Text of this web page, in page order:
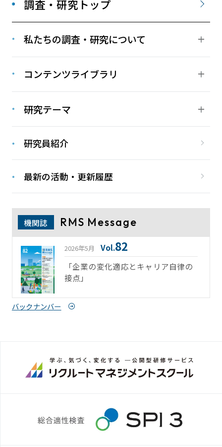
調査・研究トップ
私たちの調査・研究について
コンテンツライブラリ
研究テーマ
研究員紹介
最新の活動・更新履歴
機関誌 RMS Message
「企業の変化適応とキャリア自律の
接点」
2026年5月 Vol.82
バックナンバー